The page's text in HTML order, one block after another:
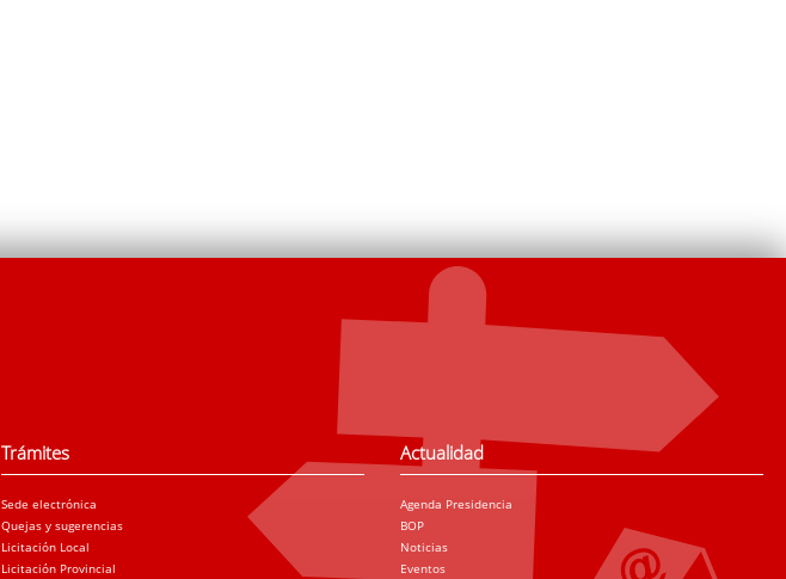
Trámites
Sede electrónica
Quejas y sugerencias
Licitación Local
Licitación Provincial
Actualidad
Agenda Presidencia
BOP
Noticias
Eventos